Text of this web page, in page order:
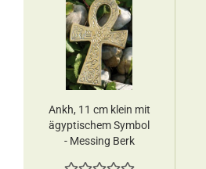
Ankh, 11 cm klein mit
ägyptischem Symbol
- Messing Berk